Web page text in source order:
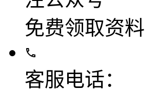
免费领取资料
客服电话：